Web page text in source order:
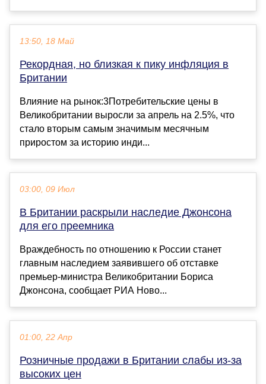
13:50, 18 Май
Рекордная, но близкая к пику инфляция в
Британии
Влияние на рынок:3Потребительские цены в
Великобритании выросли за апрель на 2.5%, что
стало вторым самым значимым месячным
приростом за историю инди...
03:00, 09 Июл
В Британии раскрыли наследие Джонсона
для его преемника
Враждебность по отношению к России станет
главным наследием заявившего об отставке
премьер-министра Великобритании Бориса
Джонсона, сообщает РИА Ново...
01:00, 22 Апр
Розничные продажи в Британии слабы из-за
высоких цен